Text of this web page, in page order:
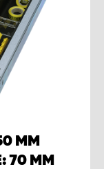
MM
70 MM